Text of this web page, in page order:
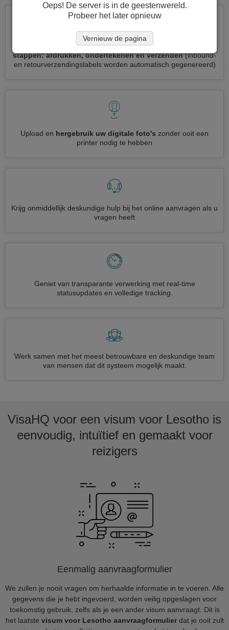
Verminder uw Lesotho visumaanvraag tot
stappen: afdrukken, ondertekenen en verzenden (inbound-
en retourverzendingslabels worden automatisch gegenereerd)
Upload en hergebruik uw digitale foto's zonder ooit een
printer nodig te hebben
Krijg onmiddellijk deskundige hulp bij het online aanvragen als u
vragen heeft
Geniet van transparante verwerking met real-time
statusupdates en volledige tracking.
Werk samen met het meest betrouwbare en deskundige team
van mensen dat dit systeem mogelijk maakt.
VisaHQ voor een visum voor Lesotho is
eenvoudig, intuïtief en gemaakt voor
reizigers
Eenmalig aanvraagformulier
We zullen je nooit vragen om herhaalde informatie in te voeren. Alle
gegevens die je hebt ingevoerd, worden veilig opgeslagen voor
toekomstig gebruik, zelfs als je een ander visum aanvraagt. Dit is
het laatste visum voor Lesotho aanvraagformulierdat je ooit zult
Oeps! De server is in de geestenwereld.
Probeer het later opnieuw
Vernieuw de pagina